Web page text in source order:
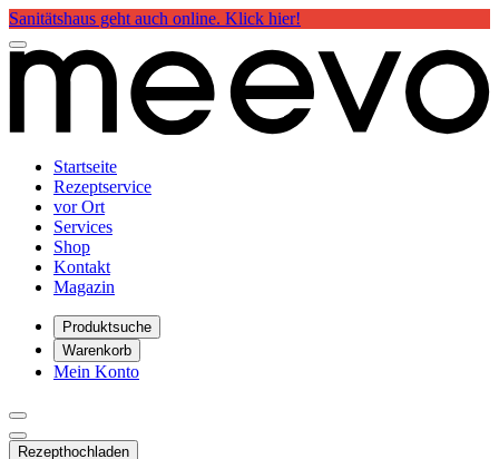
Sanitätshaus geht auch online. Klick hier!
Startseite
Rezeptservice
vor Ort
Services
Shop
Kontakt
Magazin
Produktsuche
Warenkorb
Mein Konto
Rezepthochladen